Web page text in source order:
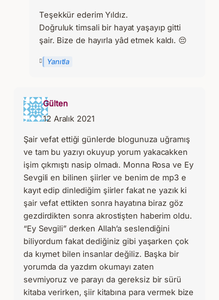
Teşekkür ederim Yıldız.
Doğruluk timsali bir hayat yaşayıp gitti
şair. Bize de hayırla yâd etmek kaldı. 😔
Yanıtla
Gülten
12 Aralık 2021
Şair vefat ettiği günlerde blogunuza uğramış
ve tam bu yazıyı okuyup yorum yakacakken
işim çıkmıştı nasip olmadı. Monna Rosa ve Ey
Sevgili en bilinen şiirler ve benim de mp3 e
kayıt edip dinlediğim şiirler fakat ne yazık ki
şair vefat ettikten sonra hayatına biraz göz
gezdirdikten sonra akrostişten haberim oldu.
“Ey Sevgili” derken Allah’a seslendiğini
biliyordum fakat dediğiniz gibi yaşarken çok
da kıymet bilen insanlar değiliz. Başka bir
yorumda da yazdım okumayı zaten
sevmiyoruz ve parayı da gereksiz bir sürü
kitaba verirken, şiir kitabına para vermek bize